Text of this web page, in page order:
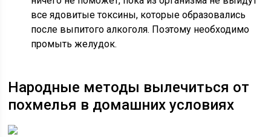
все ядовитые токсины, которые образовались
после выпитого алкоголя. Поэтому необходимо
промыть желудок.
Народные методы вылечиться от
похмелья в домашних условиях